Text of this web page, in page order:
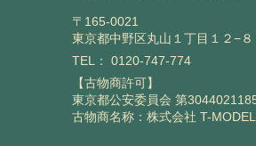
〒165-0021
東京都中野区丸山１丁目１２−
TEL： 0120-747-774
【古物商許可】
東京都公安委員会 第
古物商名称：株式会社 T-MODEL